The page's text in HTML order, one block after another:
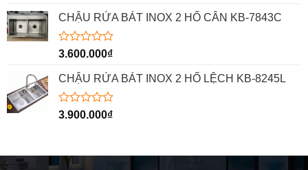
hạng
0
5
CHẬU RỬA BÁT INOX 2 HỐ CÂN KB-7843C
Được
hạng
0
5
3.600.000₫
CHẬU RỬA BÁT INOX 2 HỐ LỆCH KB-8245L
Được
5
3.900.000₫